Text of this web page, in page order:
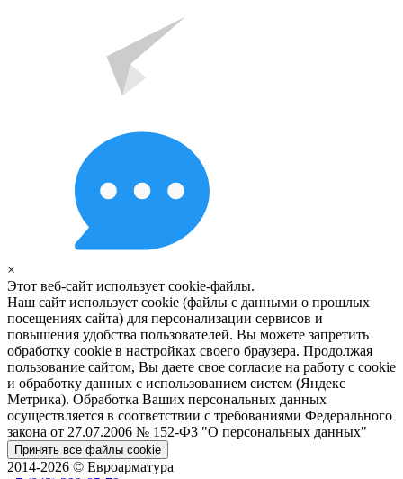
×
Этот веб-сайт использует cookie-файлы.
Наш сайт использует cookie (файлы с данными о прошлых
посещениях сайта) для персонализации сервисов и
повышения удобства пользователей. Вы можете запретить
обработку cookie в настройках своего браузера. Продолжая
пользование сайтом, Вы даете свое согласие на работу с cookie
и обработку данных с использованием систем (Яндекс
Метрика). Обработка Ваших персональных данных
осуществляется в соответствии с требованиями Федерального
закона от 27.07.2006 № 152-Ф3 "О персональных данных"
Принять все файлы cookie
2014-2026 © Евроарматура